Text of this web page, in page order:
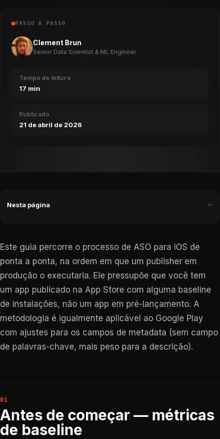
PASSO A PASSO
Clement Brun
Senior Data Scientist & ML Engineer
Tempo de leitura
17 min
Publicado
21 de abril de 2026
Nesta página
Este guia percorre o processo de ASO para iOS de
ponta a ponta, na ordem em que um publisher em
produção o executaria. Ele pressupõe que você tem
um app publicado na App Store com alguma baseline
de instalações, não um app em pré-lançamento. A
metodologia é igualmente aplicável ao Google Play
com ajustes para os campos de metadata (sem campo
de palavras-chave, mais peso para a descrição).
Antes de começar — métricas
de baseline